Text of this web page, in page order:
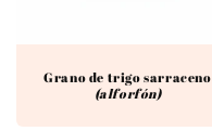
Grano de trigo sarraceno
(alforfón)